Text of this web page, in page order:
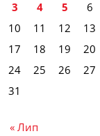
3
4 5 6
10
11 12 13
17
18 19 20
24
25 26 27
31
« Лип